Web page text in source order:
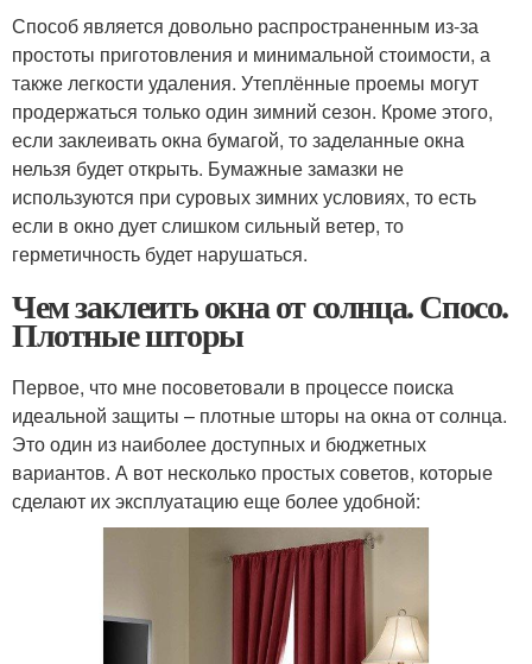
Способ является довольно распространенным из-за
простоты приготовления и минимальной стоимости, а
также легкости удаления. Утеплённые проемы могут
продержаться только один зимний сезон. Кроме этого,
если заклеивать окна бумагой, то заделанные окна
нельзя будет открыть. Бумажные замазки не
используются при суровых зимних условиях, то есть
если в окно дует слишком сильный ветер, то
герметичность будет нарушаться.
Чем заклеить окна от солнца. Спосо.
Плотные шторы
Первое, что мне посоветовали в процессе поиска
идеальной защиты – плотные шторы на окна от солнца.
Это один из наиболее доступных и бюджетных
вариантов. А вот несколько простых советов, которые
сделают их эксплуатацию еще более удобной: